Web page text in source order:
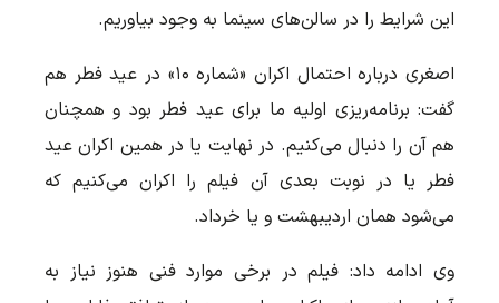
این شرایط را در سالن‌های سینما به وجود بیاوریم.
اصغری درباره احتمال اکران «شماره ۱۰» در عید فطر هم
گفت: برنامه‌ریزی اولیه ما برای عید فطر بود و همچنان
هم آن را دنبال می‌کنیم. در نهایت یا در همین اکران عید
فطر یا در نوبت بعدی آن فیلم را اکران می‌کنیم که
می‌شود همان اردیبهشت و یا خرداد.
وی ادامه داد: فیلم در برخی موارد فنی هنوز نیاز به